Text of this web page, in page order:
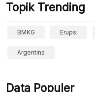
Topik Trending
BMKG Erupsi
Argentina
Data Populer